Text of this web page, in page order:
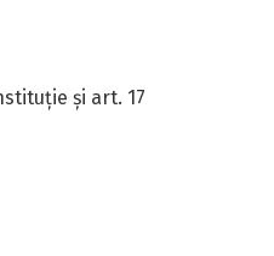
și art. 17